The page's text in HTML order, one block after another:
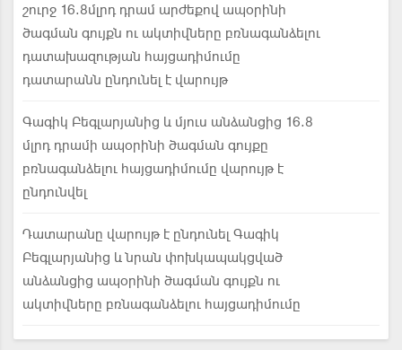
շուրջ 16.8մլրդ դրամ արժեքով ապօրինի
ծագման գույքն ու ակտիվները բռնագանձելու
դատախազության հայցադիմումը
դատարանն ընդունել է վարույթ
Գագիկ Բեգլարյանից և մյուս անձանցից 16.8
մլրդ դրամի ապօրինի ծագման գույքը
բռնագանձելու հայցադիմումը վարույթ է
ընդունվել
Դատարանը վարույթ է ընդունել Գագիկ
Բեգլարյանից և նրան փոխկապակցված
անձանցից ապօրինի ծագման գույքն ու
ակտիվները բռնագանձելու հայցադիմումը